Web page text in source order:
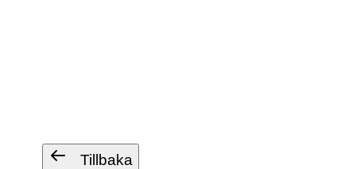
Tillbaka